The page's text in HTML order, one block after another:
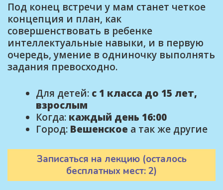
Под конец встречи у мам станет четкое
концепция и план, как
совершенствовать в ребенке
интеллектуальные навыки, и в первую
очередь, умение в одниночку выполнять
задания превосходно.
Для детей: с 1 класса до 15 лет,
взрослым
Когда: каждый день 16:00
Город: Вешенское а так же другие
Записаться на лекцию (осталось
бесплатных мест: 2)